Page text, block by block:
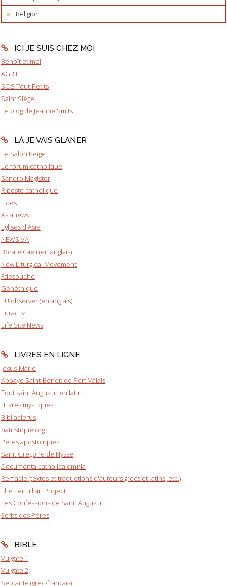
Religion
ICI JE SUIS CHEZ MOI
Benoît et moi
AGRIF
SOS Tout-Petits
Saint Siège
Le blog de Jeanne Smits
LÀ JE VAIS GLANER
Le Salon Beige
Le forum catholique
Sandro Magister
Riposte catholique
Fides
Asianews
Eglises d'Asie
NEWS.VA
Rorate Caeli (en anglais)
New Liturgical Movement
Fdesouche
Gènéthique
EU observer (en anglais)
Euractiv
Life Site News
LIVRES EN LIGNE
Jésus-Marie
Abbaye Saint-Benoît de Port-Valais
Tout saint Augustin en latin
"Livres mystiques"
Bibliaclerus
patristique.org
Pères apostoliques
Saint Grégoire de Nysse
Documenta catholica omnia
Remacle (textes et traductions d'auteurs grecs et latins, etc.)
The Tertullian Project
Les Confessions de Saint Augustin
Ecrits des Pères
BIBLE
Vulgate 1
Vulgate 2
Septante (grec-français)